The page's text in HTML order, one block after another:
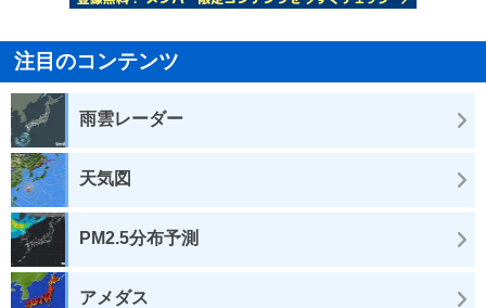
注目のコンテンツ
雨雲レーダー
天気図
PM2.5分布予測
アメダス